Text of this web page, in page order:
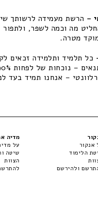
– הרשת מעמידה לרשותך
מה וכמה לשפר,
מטרה.
כל תלמיד ותלמידה זכאים
– אנחנו תמיד בעד
אנקור
הלימוד
ולהירשם
מדיה
על
שיטה
הצוות